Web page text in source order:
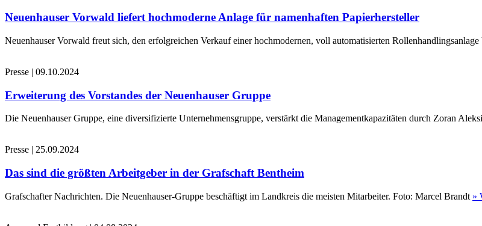
Neuenhauser Vorwald liefert hochmoderne Anlage für namenhaften Papierhersteller
Neuenhauser Vorwald freut sich, den erfolgreichen Verkauf einer hochmodernen, voll automatisierten Rollenhandlingsanlage
Presse | 09.10.2024
Erweiterung des Vorstandes der Neuenhauser Gruppe
Die Neuenhauser Gruppe, eine diversifizierte Unternehmensgruppe, verstärkt die Managementkapazitäten durch Zoran
Presse | 25.09.2024
Das sind die größten Arbeitgeber in der Grafschaft Bentheim
Grafschafter Nachrichten. Die Neuenhauser-Gruppe beschäftigt im Landkreis die meisten Mitarbeiter. Foto: Marcel Brandt »